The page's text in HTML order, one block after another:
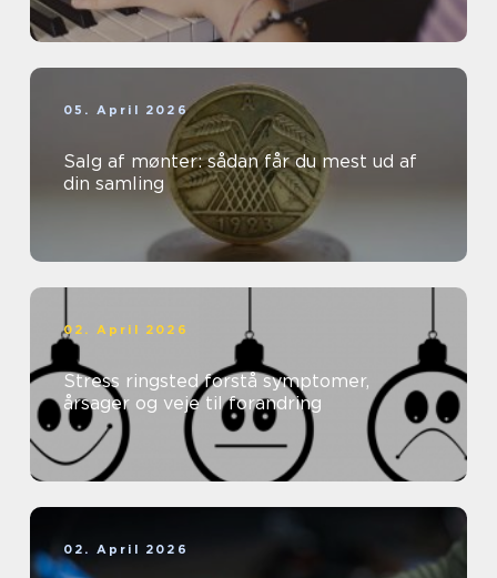
05. April 2026
Salg af mønter: sådan får du mest ud af
din samling
02. April 2026
Stress ringsted forstå symptomer,
årsager og veje til forandring
02. April 2026